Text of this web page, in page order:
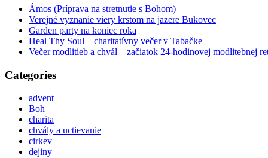
Ámos (Príprava na stretnutie s Bohom)
Verejné vyznanie viery krstom na jazere Bukovec
Garden party na koniec roka
Heal Thy Soul – charitatívny večer v Tabačke
Večer modlitieb a chvál – začiatok 24-hodinovej modlitebnej
Categories
advent
Boh
charita
chvály a uctievanie
cirkev
dejiny